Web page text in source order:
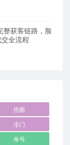
整获客链路，脸
交全流程
也能
冷门
单号